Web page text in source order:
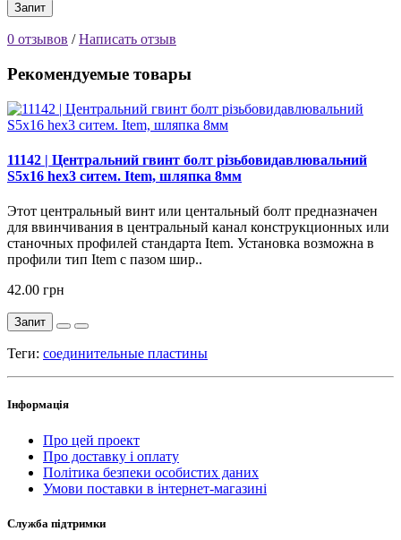
Запит
0 отзывов /Написать отзыв
Рекомендуемые товары
11142 | Центральний гвинт болт різьбовидавлювальний
S5х16 hex3 ситем. Item, шляпка 8мм
Этот центральный винт или центальный болт предназначен
для ввинчивания в центральный канал конструкционных или
станочных профилей стандарта Item. Установка возможна в
профили тип Item c пазом шир..
42.00 грн
Запит
Теги: соединительные пластины
Інформація
Про цей проект
Про доставку і оплату
Політика безпеки особистих даних
Умови поставки в інтернет-магазині
Служба підтримки